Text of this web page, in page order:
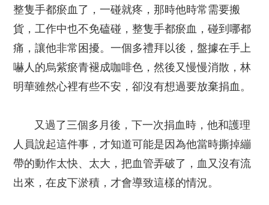
整隻手都瘀血了，一碰就疼，那時他時常需要搬
貨，工作中也不免磕碰，整隻手都瘀血，碰到哪都
痛，讓他非常困擾。一個多禮拜以後，盤據在手上
嚇人的烏紫瘀青褪成咖啡色，然後又慢慢消散，林
明華雖然心裡有些不安，卻沒有想過要放棄捐血。
又過了三個多月後，下一次捐血時，他和護理
人員說起這件事，才知道可能是因為他當時撕掉繃
帶的動作太快、太大，把血管弄破了，血又沒有流
出來，在皮下淤積，才會導致這樣的情況。